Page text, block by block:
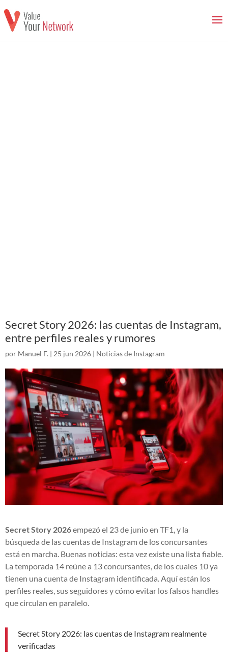
Secret Story 2026: las cuentas de Instagram,
entre perfiles reales y rumores
por Manuel F. | 25 jun 2026 | Noticias de Instagram
Secret Story 2026empezó el 23 de junio en TF1, y la
búsqueda de las cuentas de Instagram de los concursantes
está en marcha. Buenas noticias: esta vez existe una lista fiable.
La temporada 14 reúne a 13 concursantes, de los cuales 10 ya
tienen una cuenta de Instagram identificada. Aquí están los
perfiles reales, sus seguidores y cómo evitar los falsos handles
que circulan en paralelo.
Secret Story 2026: las cuentas de Instagram realmente
verificadas